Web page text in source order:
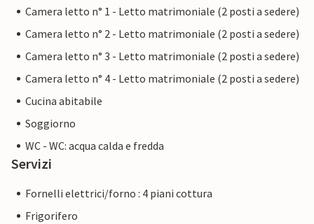
Camera letto n° 1 - Letto matrimoniale (2 posti a sedere)
Camera letto n° 2 - Letto matrimoniale (2 posti a sedere)
Camera letto n° 3 - Letto matrimoniale (2 posti a sedere)
Camera letto n° 4 - Letto matrimoniale (2 posti a sedere)
Cucina abitabile
Soggiorno
WC - WC: acqua calda e fredda
Servizi
Fornelli elettrici/forno : 4 piani cottura
Frigorifero